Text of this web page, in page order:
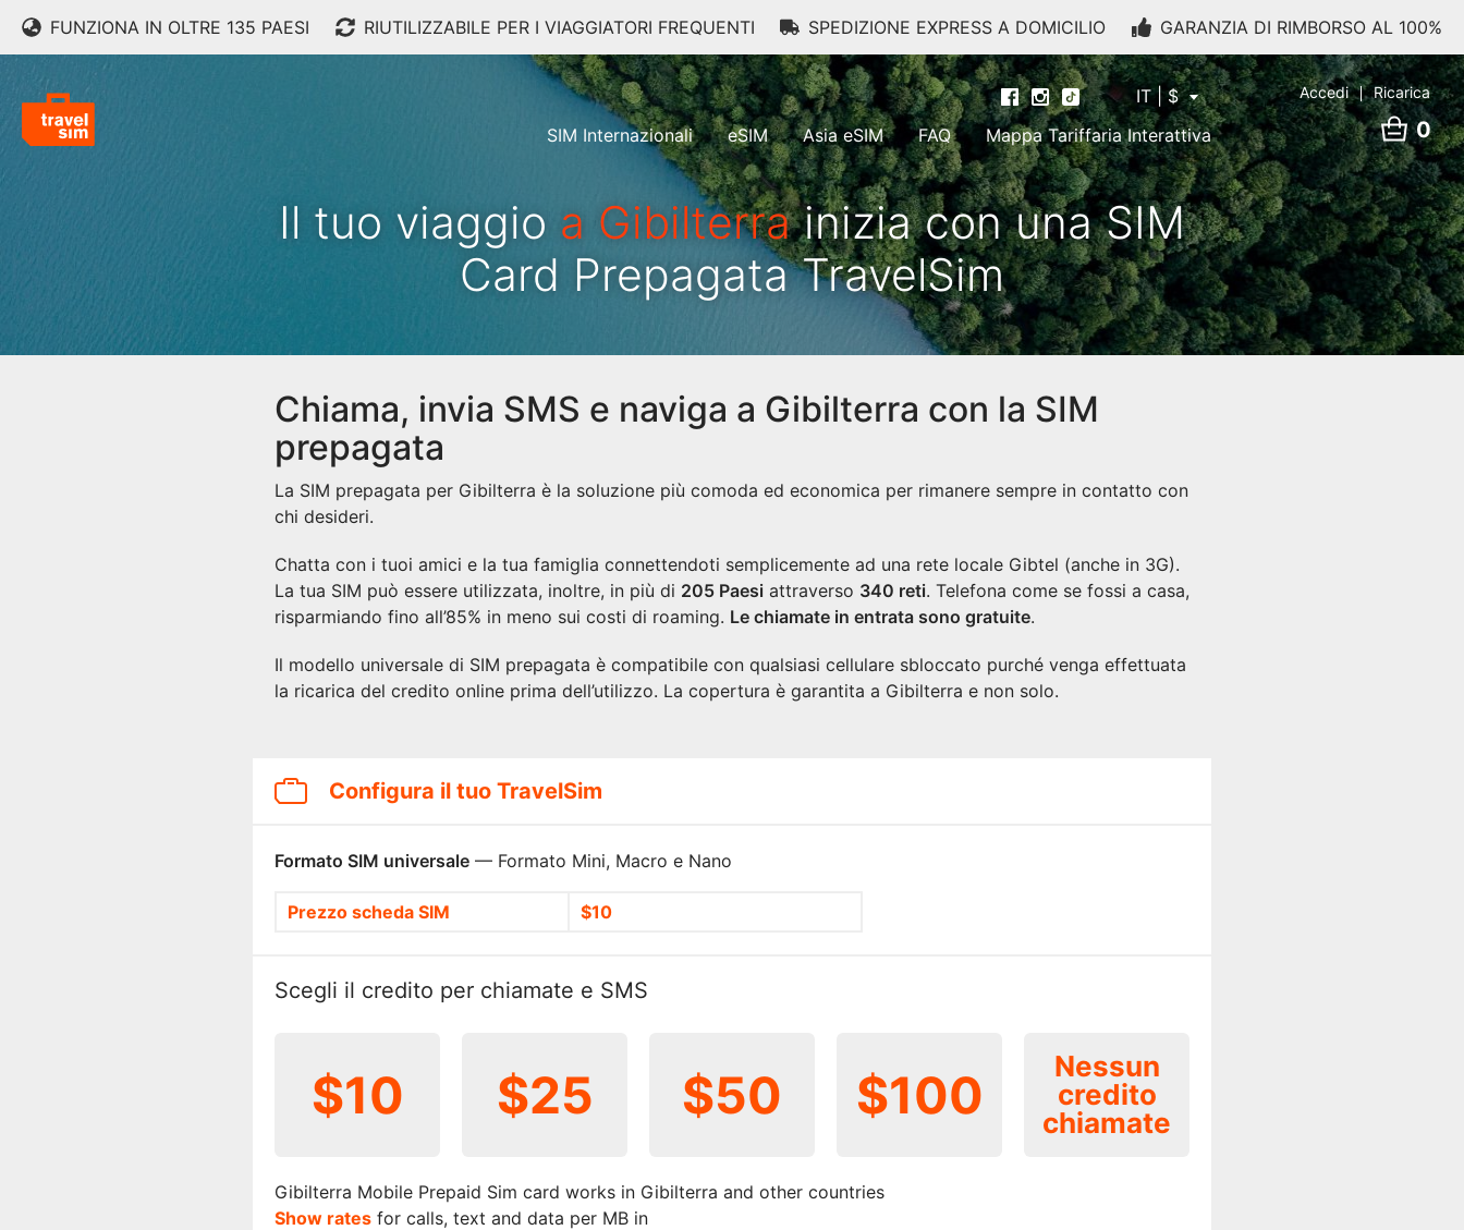
FUNZIONA IN OLTRE 135 PAESI RIUTILIZZABILE PER I VIAGGIATORI FREQUENTI SPEDIZIONE EXPRESS A DOMICILIO GARANZIA DI RIMBORSO AL 100%
IT | $
SIM Internazionali
eSIM Asia eSIM FAQ Mappa Tariffaria Interattiva 0
Accedi Ricarica
Il tuo viaggio a Gibilterrainizia con una SIM
Card Prepagata TravelSim
Chiama, invia SMS e naviga a Gibilterra con la SIM
prepagata
La SIM prepagata per Gibilterra è la soluzione più comoda ed economica per rimanere sempre in contatto con
chi desideri.
Chatta con i tuoi amici e la tua famiglia connettendoti semplicemente ad una rete locale Gibtel (anche in 3G).
La tua SIM può essere utilizzata, inoltre, in più di 205 Paesi attraverso 340 reti. Telefona come se fossi a casa,
risparmiando fino all’85% in meno sui costi di roaming. Le chiamate in entrata sono gratuite.
Il modello universale di SIM prepagata è compatibile con qualsiasi cellulare sbloccato purché venga effettuata
la ricarica del credito online prima dell’utilizzo. La copertura è garantita a Gibilterra e non solo.
Configura il tuo TravelSim
Formato SIM universale — Formato Mini, Macro e Nano
Prezzo scheda SIM $10
Scegli il credito per chiamate e SMS
$10 $25 $50 $100
Nessun
credito
chiamate
Gibilterra Mobile Prepaid Sim card works in Gibilterra and other countries
Show rates for calls, text and data per MB in